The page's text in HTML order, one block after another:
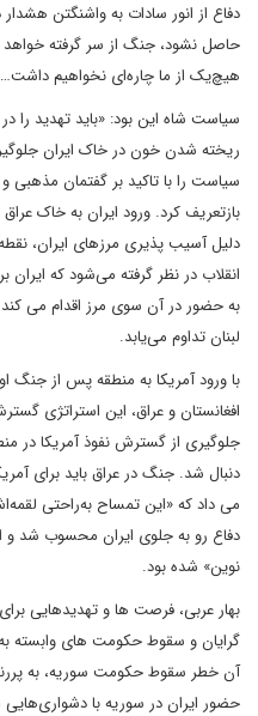
دفاع از انور سادات به واشنگتن
حاصل نشود، جنگ از سر گرفته
هیچ‌یک از ما چاره‌ای نخواهیم
سیاست شاه این بود:‌ «باید تهدید را
ریخته شدن خون در خاک ایران
سیاست را با تاکید بر گفتمان مذهبی و
دلیل آسیب پذیری مرزهای ایران،‌
انقلاب در نظر گرفته می‌شود که
به حضور در آن سوی مرز اقدام می
لبنان تداوم می‌یابد.
با ورود آمریکا به منطقه پس از
افغانستان و عراق، این استراتژی
جلوگیری از گسترش نفوذ آمریکا در
دنبال شد. جنگ در عراق باید برای
می داد که «این تمساح به‌راحتی
دفاع رو به جلوی ایران محسوب شد و
نوین» شده بود.
بهار عربی، فرصت ها و تهدیدهایی
گرایان و سقوط حکومت های وابسته به
آن خطر سقوط حکومت سوریه، به
حضور ایران در سوریه با